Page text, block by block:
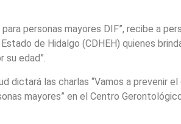
personas mayores DIF”, recibe a
de Hidalgo (CDHEH) quienes
su edad”.
dictará las charlas “Vamos a prevenir el
mayores” en el Centro